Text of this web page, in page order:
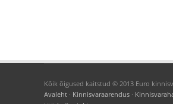
Kõik õigused kaitstud © 2013 Euro
Avaleht · Kinnisvaraarendus ·